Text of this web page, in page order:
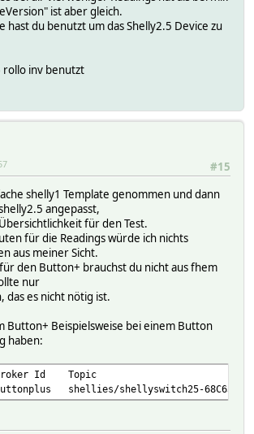
ist aber gleich.
hast du benutzt um das Shelly2.5 Device zu
rollo inv benutzt
#15
shelly1 Template genommen und dann
angepasst,
für den Test.
für die Readings würde ich nichts
aus meiner Sicht.
den Button+ brauchst du nicht aus fhem
nur
das es nicht nötig ist.
Button+ Beispielsweise bei einem Button
haben:
Broker Id
shellies/shellyswitch25-